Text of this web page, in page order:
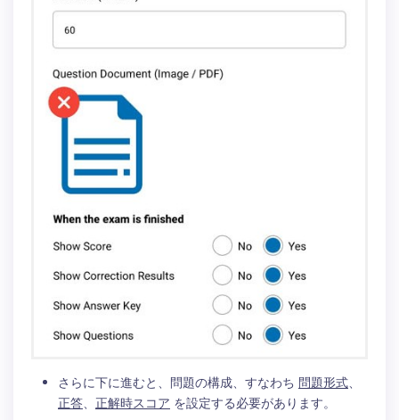
さらに下に進むと、問題の構成、すなわち 問題形式
正答
正解時スコア を設定する必要があります。